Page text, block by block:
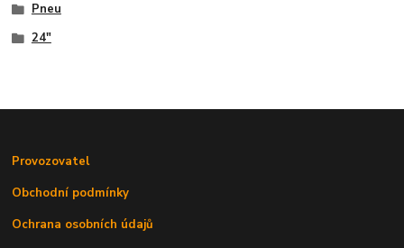
Pneu
24"
Provozovatel
Obchodní podmínky
Ochrana osobních údajů